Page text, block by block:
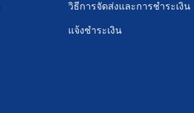
วิธีการจัดส่งและการชำระเงิน
แจ้งชำระเงิน